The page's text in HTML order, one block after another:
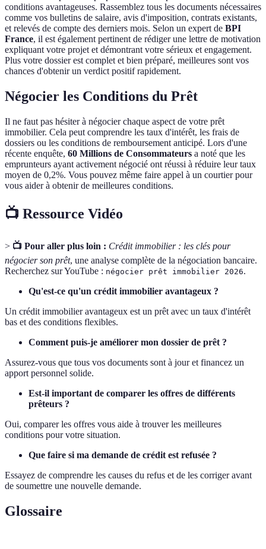
conditions avantageuses. Rassemblez tous les documents nécessaires
comme vos bulletins de salaire, avis d'imposition, contrats existants,
et relevés de compte des derniers mois. Selon un expert de BPI
France, il est également pertinent de rédiger une lettre de motivation
expliquant votre projet et démontrant votre sérieux et engagement.
Plus votre dossier est complet et bien préparé, meilleures sont vos
chances d'obtenir un verdict positif rapidement.
Négocier les Conditions du Prêt
Il ne faut pas hésiter à négocier chaque aspect de votre prêt
immobilier. Cela peut comprendre les taux d'intérêt, les frais de
dossiers ou les conditions de remboursement anticipé. Lors d'une
récente enquête, 60 Millions de Consommateurs a noté que les
emprunteurs ayant activement négocié ont réussi à réduire leur taux
moyen de 0,2%. Vous pouvez même faire appel à un courtier pour
vous aider à obtenir de meilleures conditions.
📺 Ressource Vidéo
> 📺 Pour aller plus loin : Crédit immobilier : les clés pour
négocier son prêt, une analyse complète de la négociation bancaire.
Recherchez sur YouTube : négocier prêt immobilier 2026.
Qu'est-ce qu'un crédit immobilier avantageux ?
Un crédit immobilier avantageux est un prêt avec un taux d'intérêt
bas et des conditions flexibles.
Comment puis-je améliorer mon dossier de prêt ?
Assurez-vous que tous vos documents sont à jour et financez un
apport personnel solide.
Est-il important de comparer les offres de différents
prêteurs ?
Oui, comparer les offres vous aide à trouver les meilleures
conditions pour votre situation.
Que faire si ma demande de crédit est refusée ?
Essayez de comprendre les causes du refus et de les corriger avant
de soumettre une nouvelle demande.
Glossaire